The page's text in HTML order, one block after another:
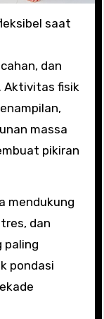
saat
dan
Aktivitas fisik
massa
pikiran
mendukung
dan
paling
pondasi